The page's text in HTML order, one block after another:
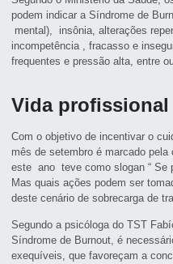
podem indicar a Síndrome de
mental), insônia, alterações
incompetência , fracasso e
frequentes e pressão alta, entre
Vida profissional
Com o objetivo de incentivar o
mês de setembro é marcado
este ano teve como slogan “ Se
Mas quais ações podem ser
deste cenário de sobrecarga de
Segundo a psicóloga do TST
Síndrome de Burnout, é
exequíveis, que favoreçam a